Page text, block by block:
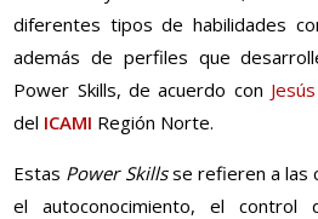
diferentes tipos de habilidades
además de perfiles que
Power Skills, de acuerdo con
del ICAMI Región Norte.
Estas Power Skillsse refieren a las
el autoconocimiento, el